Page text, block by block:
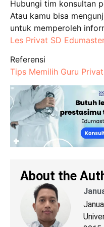
Hubungi tim konsultan
Atau kamu bisa
untuk memperoleh
Les Privat SD
Referensi
Tips Memilih Guru Privat
About the